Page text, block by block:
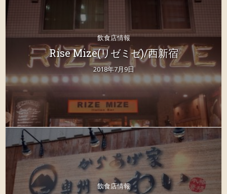
飲食店情報
Rise Mize(リゼミゼ)/西新宿
2018年7月9日
飲食店情報